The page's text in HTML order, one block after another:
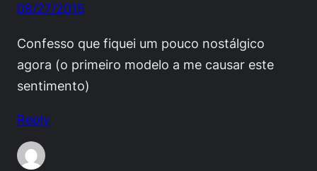
08/27/2015
Confesso que fiquei um pouco nostálgico
agora (o primeiro modelo a me causar este
sentimento)
Reply